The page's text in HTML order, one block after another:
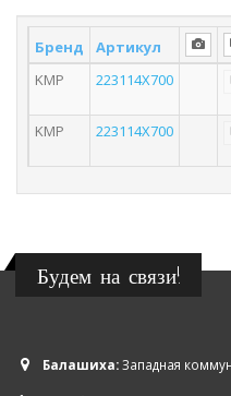
Бренд Артикул
KMP
223114X700
KMP 223114X700
Будем на связи!
Балашиха:Западная